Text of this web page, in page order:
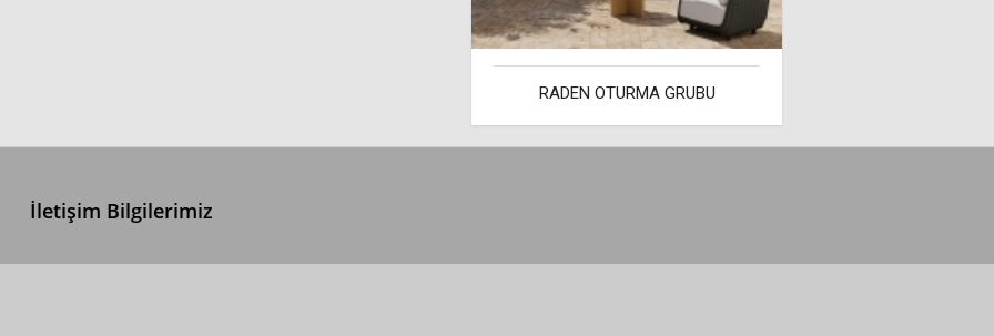
RADEN OTURMA GRUBU
İletişim Bilgilerimiz